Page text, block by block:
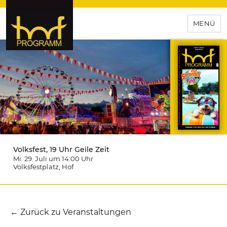
hof-programm – das
Veranstaltungsportal für
Hochfranken
MENÜ
Volksfest, 19 Uhr Geile Zeit
Mi. 29. Juli um 14:00 Uhr
Volksfestplatz , Hof
← Zurück zu Veranstaltungen